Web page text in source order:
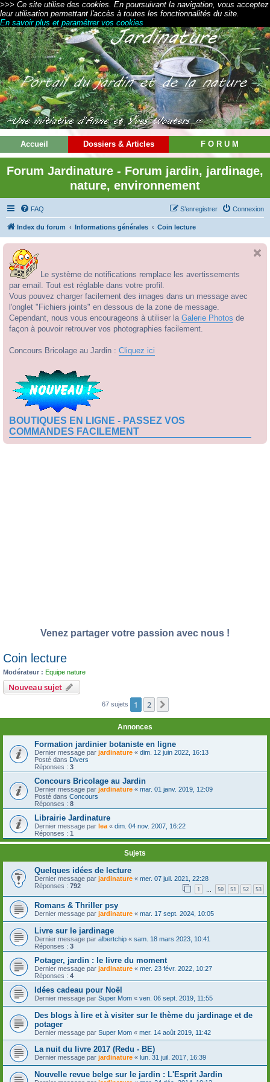
>>> Ce site utilise des cookies. En poursuivant la navigation, vous acceptez
leur utilisation permettant l'accès à toutes les fonctionnalités du site.
En savoir plus et paramétrer vos cookies
Accueil Dossiers & Articles F O R U M
Forum Jardinature - Forum jardin, jardinage,
nature, environnement
FAQ Connexion
S’enregistrer
Index du forum Informations générales Coin lecture
Le système de notifications remplace les avertissements
par email. Tout est réglable dans votre profil.
Vous pouvez charger facilement des images dans un message avec
l'onglet "Fichiers joints" en dessous de la zone de message.
Cependant, nous vous encourageons à utiliser la Galerie Photos de
façon à pouvoir retrouver vos photographies facilement.
Concours Bricolage au Jardin : Cliquez ici
BOUTIQUES EN LIGNE - PASSEZ VOS
COMMANDES FACILEMENT
Venez partager votre passion avec nous !
Coin lecture
Modérateur : Equipe nature
Nouveau sujet
67 sujets 1 2
Annonces
Formation jardinier botaniste en ligne
Dernier message par jardinature « dim. 12 juin 2022, 16:13
Posté dans Divers
Réponses : 3
Concours Bricolage au Jardin
Dernier message par jardinature « mar. 01 janv. 2019, 12:09
Posté dans Concours
Réponses : 8
Librairie Jardinature
Dernier message par lea « dim. 04 nov. 2007, 16:22
Réponses : 1
Sujets
Quelques idées de lecture
Dernier message par jardinature « mer. 07 juil. 2021, 22:28
Réponses : 792 1 50 51 52 53
Romans & Thriller psy
Dernier message par jardinature « mar. 17 sept. 2024, 10:05
Livre sur le jardinage
Dernier message par albertchip « sam. 18 mars 2023, 10:41
Réponses : 3
Potager, jardin : le livre du moment
Dernier message par jardinature « mer. 23 févr. 2022, 10:27
Réponses : 4
Idées cadeau pour Noël
Dernier message par Super Mom « ven. 06 sept. 2019, 11:55
Des blogs à lire et à visiter sur le thème du jardinage et de
potager
Dernier message par Super Mom « mer. 14 août 2019, 11:42
La nuit du livre 2017 (Redu - BE)
Dernier message par jardinature « lun. 31 juil. 2017, 16:39
Nouvelle revue belge sur le jardin : L'Esprit Jardin